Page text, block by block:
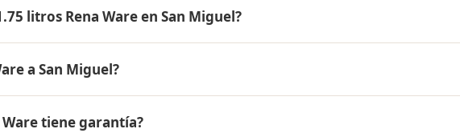
litros Rena Ware en San Miguel?
disponibles y facilidades de pago en cuotas desde el 10% de
a San Miguel?
tiene garantía?